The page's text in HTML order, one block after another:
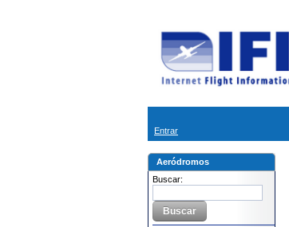
Entrar
Aeródromos
Buscar: